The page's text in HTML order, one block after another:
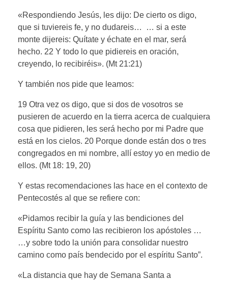
«Respondiendo Jesús, les dijo: De cierto os digo,
que si tuviereis fe, y no dudareis… … si a este
monte dijereis: Quítate y échate en el mar, será
hecho. 22 Y todo lo que pidiereis en oración,
creyendo, lo recibiréis». (Mt 21:21)
Y también nos pide que leamos:
19 Otra vez os digo, que si dos de vosotros se
pusieren de acuerdo en la tierra acerca de cualquiera
cosa que pidieren, les será hecho por mi Padre que
está en los cielos. 20 Porque donde están dos o tres
congregados en mi nombre, allí estoy yo en medio de
ellos. (Mt 18: 19, 20)
Y estas recomendaciones las hace en el contexto de
Pentecostés al que se refiere con:
«Pidamos recibir la guía y las bendiciones del
Espíritu Santo como las recibieron los apóstoles …
…y sobre todo la unión para consolidar nuestro
camino como país bendecido por el espíritu Santo”.
«La distancia que hay de Semana Santa a